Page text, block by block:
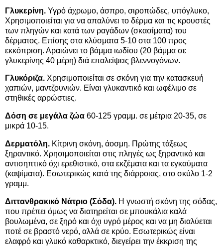
Γλυκερίνη. Υγρό άχρωμο, άσπρο, σιροπώδες, υπόγλυκο,
Χρησιμοποιείται για να απαλύνει το δέρμα και τις κρουστές
των πληγών και κατά των ραγάδων (σκασίματα) του
δέρματος. Επίσης στα κλύσματα 5-10 στα 100 προς
εκκόπριση. Αραιώνει το βάμμα ιωδίου (20 βάμμα σε
γλυκερίνης 40 μέρη) διά επαλείψεις βλεννογόνων.
Γλυκόριζα. Χρησιμοποιείται σε σκόνη για την κατασκευή
χαπιών, μαντζουνιών. Είναι γλυκαντικό και ωφέλιμο σε
στηθικές αρρώστιες.
Δόση σε μεγάλα ζώα 60-125 γραμμ. σε μέτρια 20-35, σε
μικρά 10-15.
Δερματόλη. Κίτρινη σκόνη, άοσμη. Πρώτης τάξεως
ξηραντικό. Χρησιμοποιείται στις πληγές ως ξηραντικό και
αντισηπτικό όχι ερεθιστικό, στα εκζέματα και τα εγκαύματα
(καψίματα). Εσωτερικώς κατά της διάρροιας, στο σκύλο 1-2
γραμμ.
Διττανθρακικό Νάτριο (Σόδα). Η γνωστή σκόνη της σόδας,
που πρέπει όμως να διατηρείται σε μπουκάλια καλά
βουλωμένα, σε ξηρό και όχι υγρό μέρος και να μη διαλύεται
ποτέ σε βραστό νερό, αλλά σε κρύο. Εσωτερικώς είναι
ελαφρό και γλυκό καθαρκτικό, διεγείρει την έκκριση της